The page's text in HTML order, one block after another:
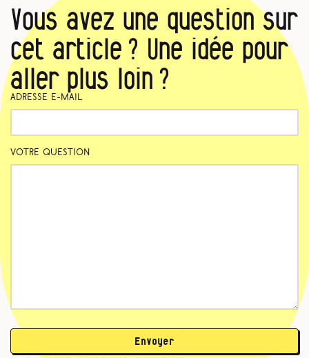
Vous avez une question sur
cet article ? Une idée pour
aller plus loin ?
Adresse e-mail
Votre question
Envoyer